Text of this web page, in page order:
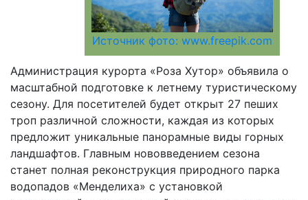
Источник фото: www.freepik.com
Администрация курорта «Роза Хутор» объявила о
масштабной подготовке к летнему туристическому
сезону. Для посетителей будет открыт 27 пеших
троп различной сложности, каждая из которых
предложит уникальные панорамные виды горных
ландшафтов. Главным нововведением сезона
станет полная реконструкция природного парка
водопадов «Менделиха» с установкой